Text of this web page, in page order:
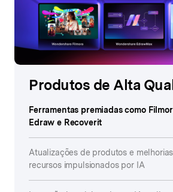
Produtos de Alta
Ferramentas premiadas como
Edraw e Recoverit
Atualizações de produtos e
recursos impulsionados por IA